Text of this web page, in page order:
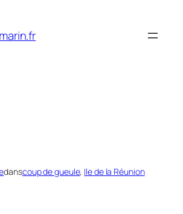
danscoup de gueule, Ile de la Réunion